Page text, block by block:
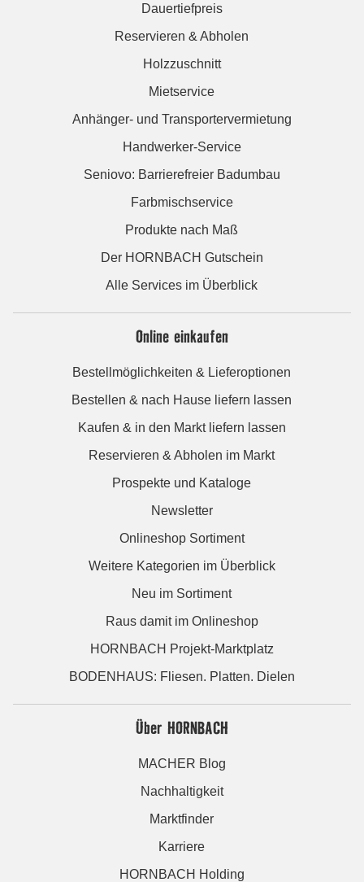
Dauertiefpreis
Reservieren & Abholen
Holzzuschnitt
Mietservice
Anhänger- und Transportervermietung
Handwerker-Service
Seniovo: Barrierefreier Badumbau
Farbmischservice
Produkte nach Maß
Der HORNBACH Gutschein
Alle Services im Überblick
Online einkaufen
Bestellmöglichkeiten & Lieferoptionen
Bestellen & nach Hause liefern lassen
Kaufen & in den Markt liefern lassen
Reservieren & Abholen im Markt
Prospekte und Kataloge
Newsletter
Onlineshop Sortiment
Weitere Kategorien im Überblick
Neu im Sortiment
Raus damit im Onlineshop
HORNBACH Projekt-Marktplatz
BODENHAUS: Fliesen. Platten. Dielen
Über HORNBACH
MACHER Blog
Nachhaltigkeit
Marktfinder
Karriere
HORNBACH Holding